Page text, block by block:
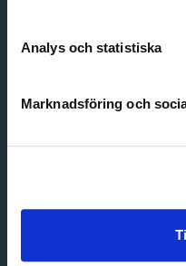
Analys och statistiska
Marknadsföring och